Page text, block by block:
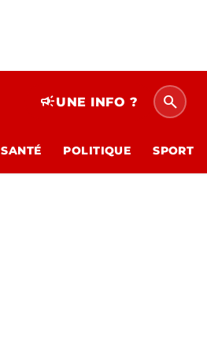
campaignUNE INFO ? search
SANTÉ POLITIQUE SPORT